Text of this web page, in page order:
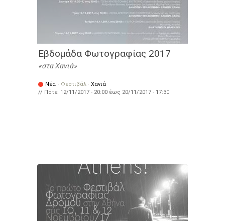
Εβδομάδα Φωτογραφίας 2017
στα Χανιά
Νέα · Φεστιβάλ · Χανιά
// Πότε: 12/11/2017 - 20:00 έως 20/11/2017 - 17:30